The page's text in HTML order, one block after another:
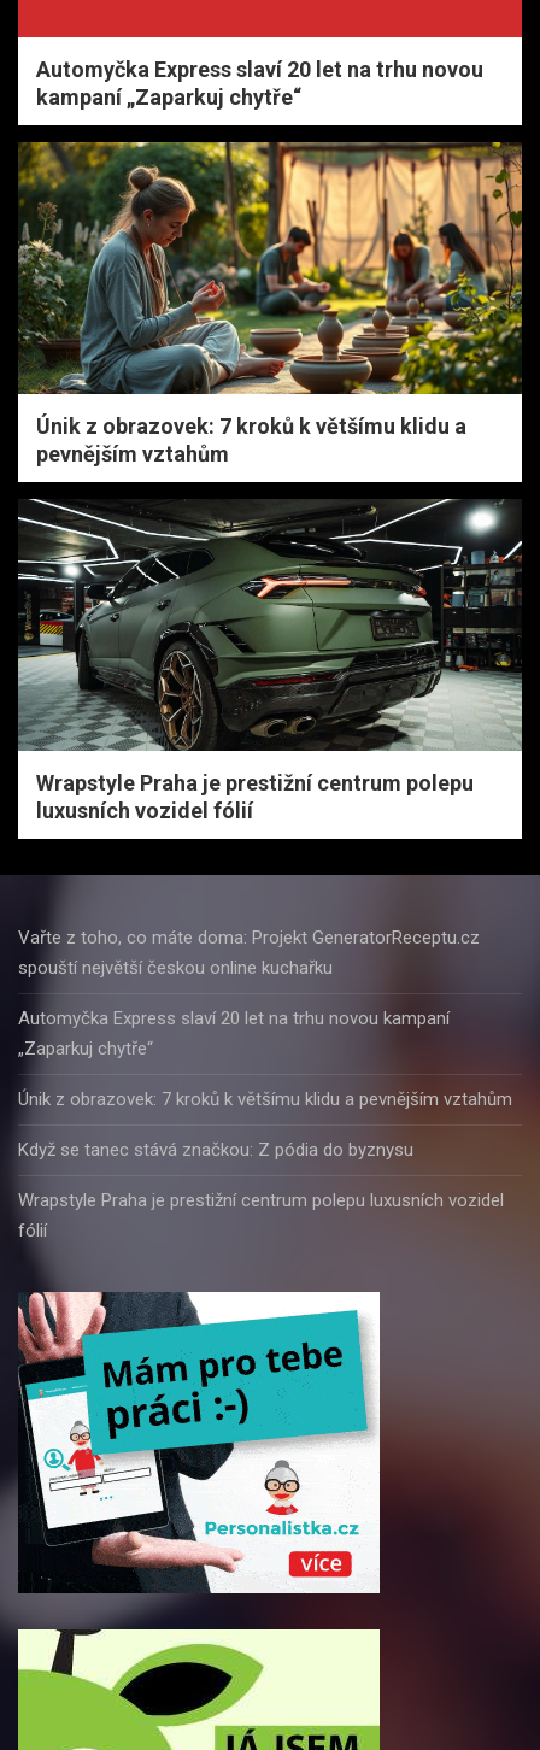
Automyčka Express slaví 20 let na trhu novou
kampaní „Zaparkuj chytře“
Únik z obrazovek: 7 kroků k většímu klidu a
pevnějším vztahům
Wrapstyle Praha je prestižní centrum polepu
luxusních vozidel fólií
Vařte z toho, co máte doma: Projekt GeneratorReceptu.cz
spouští největší českou online kuchařku
Automyčka Express slaví 20 let na trhu novou kampaní
„Zaparkuj chytře“
Únik z obrazovek: 7 kroků k většímu klidu a pevnějším vztahům
Když se tanec stává značkou: Z pódia do byznysu
Wrapstyle Praha je prestižní centrum polepu luxusních vozidel
fólií